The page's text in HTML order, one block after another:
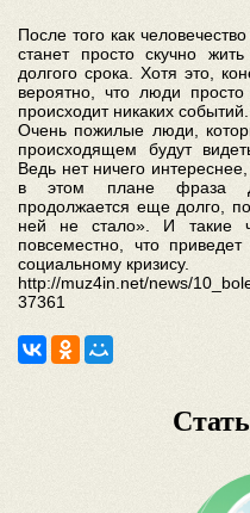
После того как
станет просто скучно
долгого срока. Хотя это,
вероятно, что люди
происходит никаких событий.
Очень пожилые люди,
происходящем будут
Ведь нет ничего
в этом плане фраза
продолжается еще долго,
ней не стало». И такие
повсеместно, что
социальному кризису.
http://muz4in.net/news/
37361